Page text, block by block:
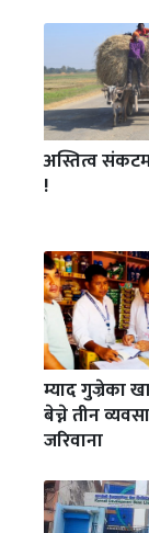
अस्तित्व
!
म्याद गुज्रेका
बेच्ने तीन
जरिवाना